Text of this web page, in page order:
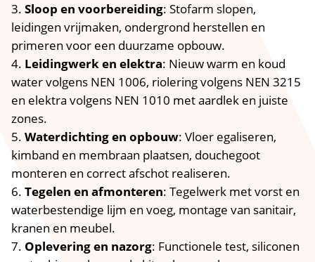
Sloop en voorbereiding: Stofarm slopen,
leidingen vrijmaken, ondergrond herstellen en
primeren voor een duurzame opbouw.​
Leidingwerk en elektra: Nieuw warm en koud
water volgens NEN 1006, riolering volgens NEN 3215
en elektra volgens NEN 1010 met aardlek en juiste
zones.​
Waterdichting en opbouw: Vloer egaliseren,
kimband en membraan plaatsen, douchegoot
monteren en correct afschot realiseren.​
Tegelen en afmonteren: Tegelwerk met vorst en
waterbestendige lijm en voeg, montage van sanitair,
kranen en meubel.​
Oplevering en nazorg: Functionele test, siliconen